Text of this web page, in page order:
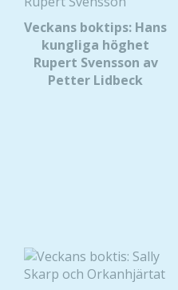
Veckans boktips: Hans
kungliga höghet
Rupert Svensson av
Petter Lidbeck